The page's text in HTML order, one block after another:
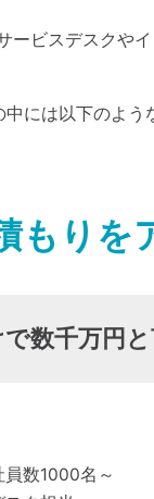
ービスデスクや
には以下のよ
もりを
数千万円
数1000名～